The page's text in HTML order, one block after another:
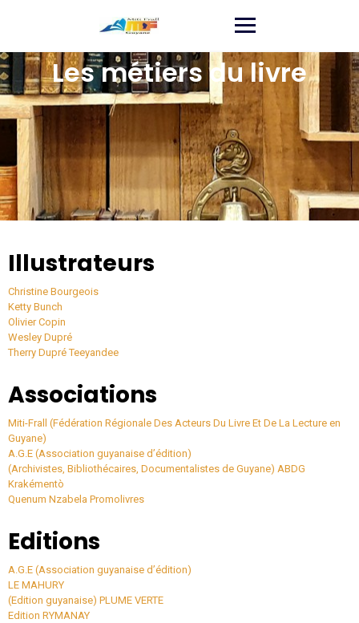
Les métiers du livre
Illustrateurs
Christine Bourgeois
Ketty Bunch
Olivier Copin
Wesley Dupré
Therry Dupré Teeyandee
Associations
Miti-Frall
(Fédération Régionale Des Acteurs Du Livre Et De La Lecture en
Guyane)
A.G.E (Association guyanaise d’édition)
(Archivistes, Bibliothécaires, Documentalistes de Guyane) ABDG
Krakémentò
Quenum Nzabela Promolivres
Editions
A.G.E (Association guyanaise d’édition)
LE MAHURY
(Edition guyanaise) PLUME VERTE
Edition RYMANAY